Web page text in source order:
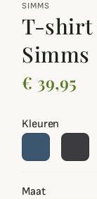
SIMMS
T-shirt
Simms
€ 39,95
Kleuren
Maat